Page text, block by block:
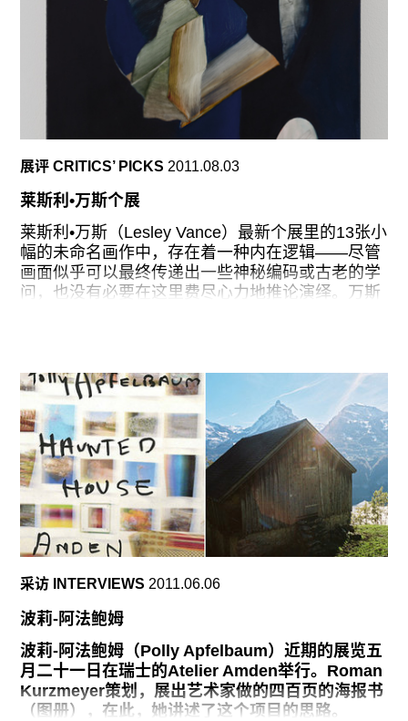
具体喜剧这一术语是我在80年代末或90年代早期杜
撰的术语，描述那种做大于说的喜剧，它是一种关
于具体事物和动作的喜剧。是很广义的剧种，通过
很多的规则表现出一种感觉，也包括画廊或博物馆
的一些作品。我们日益习惯了画廊定点创作的作品
或装置，它们能够激发起喜剧表演欲，但信我的，
那个我84年和85年在纽约展出那种作品是这样的，
图片一代启蒙的作品、解构加批判，或者是超级严
肃的东西。艺术中的喜感是被表演出来的，想想
Mike Smith或者William Wegman，你就明白我说
的意思了，但这点并没有融入到墙上或地上作品
里。这里有个漏洞，我开始填满它。
1988年，Christian Nagel知道了我的喜剧倾向，让
展评 CRITICS’ PICKS 2011.08.03
莱斯利•万斯个展
莱斯利•万斯（Lesley Vance）最新个展里的13张小
幅的未命名画作中，存在着一种内在逻辑——尽管
画面似乎可以最终传递出一些神秘编码或古老的学
问，也没有必要在这里费尽心力地推论演绎。万斯
待会找到更多类似以往的东西，因为她并未沿用过
去的方式。运动和光线是她最近作品的关注点。在
一些作品中，光芒从细缝处渗透而出；在另一些作
品中，似乎是隐藏在墙后的超自然力量引导着它们
的光明之源，这让人想起了丹•弗拉文（Dan
Flavin）那荧光闪闪的管子。
就像这些重要的作品，万斯的油画和一同展出的8
幅神秘的新作水彩画，将世界吸引到画面之中，让
所有的事物围绕着它们。但是，万斯并非旨在追求
Newman]所鼓吹的清晰）。相反，她用来遮掩的方
式是将万众瞩目的戏剧性场景转译为画布上的个性
化标记。她使用大量的几近雕塑层般的颜料使得作
品的客观性变得错综复杂，从而营造了一种奇异的
感受。也许，这是清晰的另一种表现方式。在这个
展览中，色彩更迭，形状变换，而绘画已不仅仅是
一种注目沉思的媒介，更是一种超越了心智状态的
采访 INTERVIEWS 2011.06.06
波莉-阿法鲍姆
波莉-阿法鲍姆（Polly Apfelbaum）近期的展览五
月二十一日在瑞士的Atelier Amden举行。Roman
Kurzmeyer策划，展出艺术家做的四百页的海报书
（图册），在此，她讲述了这个项目的思路。